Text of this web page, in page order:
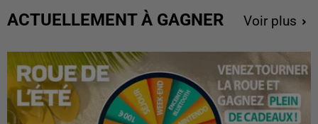
ACTUELLEMENT À GAGNER Voir plus